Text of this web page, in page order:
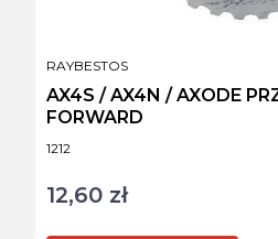
Kod produktu
1212
AX4S / AX4N / AXODE
FORWARD
PRODUCENT
RAYBESTOS
Cena
12,60 zł